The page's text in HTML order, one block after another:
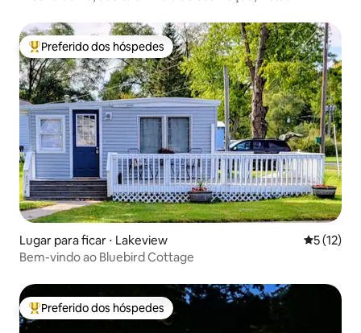
Entre os melhores preferidos dos hóspedes
Preferido dos hóspedes
Lugar para ficar ⋅ Lakeview 5 de uma
5 (12)
Bem-vindo ao Bluebird Cottage
Entre os melhores preferidos dos hóspedes
Preferido dos hóspedes